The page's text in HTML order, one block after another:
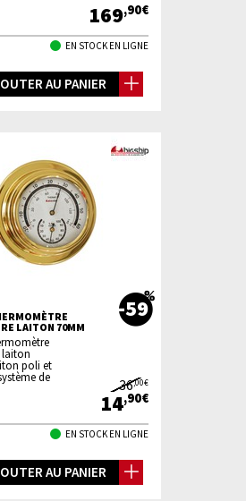
169,90€
EN STOCK EN LIGNE
AU PANIER
LAITON 70MM
-59
laiton
poli et
de
36,00€
14,90€
EN STOCK EN LIGNE
AU PANIER